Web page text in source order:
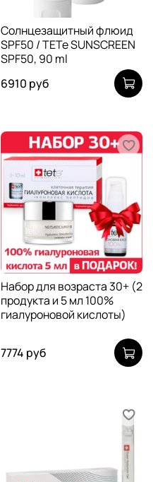
Солнцезащитный флюид
SPF50 / TETe SUNSCREEN
SPF50, 90 ml
6910 руб
Набор для возраста 30+ (2
продукта и 5 мл 100%
гиалуроновой кислоты)
7774 руб